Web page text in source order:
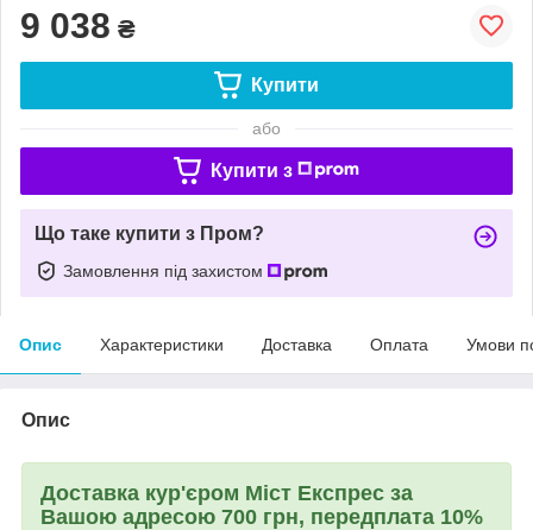
9 038 ₴
Купити
або
Купити з
Що таке купити з Пром?
Замовлення під захистом
Опис Характеристики Доставка Оплата Умови
Опис
Доставка кур'єром Міст Експрес за
Вашою адресою 700 грн, передплата 10%